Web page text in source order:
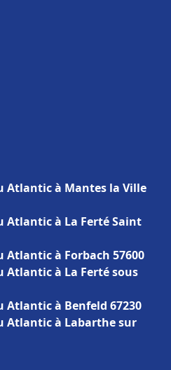
à Mantes la Ville
à La Ferté Saint
à Forbach 57600
à La Ferté sous
à Benfeld 67230
Atlantic à Labarthe sur